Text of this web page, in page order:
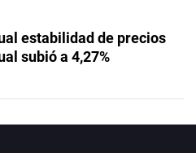
estabilidad de precios
subió a 4,27%